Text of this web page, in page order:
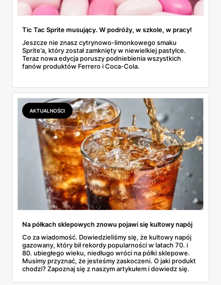
Tic Tac Sprite musujący. W podróży, w szkole, w pracy!
Jeszcze nie znasz cytrynowo-limonkowego smaku
Sprite’a, który został zamknięty w niewielkiej pastylce.
Teraz nowa edycja poruszy podniebienia wszystkich
fanów produktów Ferrero i Coca-Cola.
AKTUALNOŚCI
Na półkach sklepowych znowu pojawi się kultowy napój
Co za wiadomość. Dowiedzieliśmy się, że kultowy napój
gazowany, który bił rekordy popularności w latach 70. i
80. ubiegłego wieku, niedługo wróci na półki sklepowe.
Musimy przyznać, że jesteśmy zaskoczeni. O jaki produkt
chodzi? Zapoznaj się z naszym artykułem i dowiedz się.